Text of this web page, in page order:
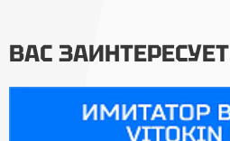
ВАС ЗАИНТЕРЕСУЕТ